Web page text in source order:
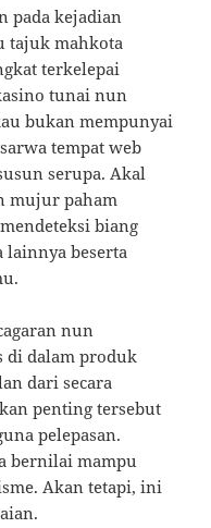
pada kejadian
tajuk mahkota
terkelepai
tunai nun
bukan mempunyai
tempat web
serupa. Akal
mujur paham
biang
beserta
nun
di dalam produk
dari secara
penting tersebut
pelepasan.
bernilai mampu
Akan tetapi, ini